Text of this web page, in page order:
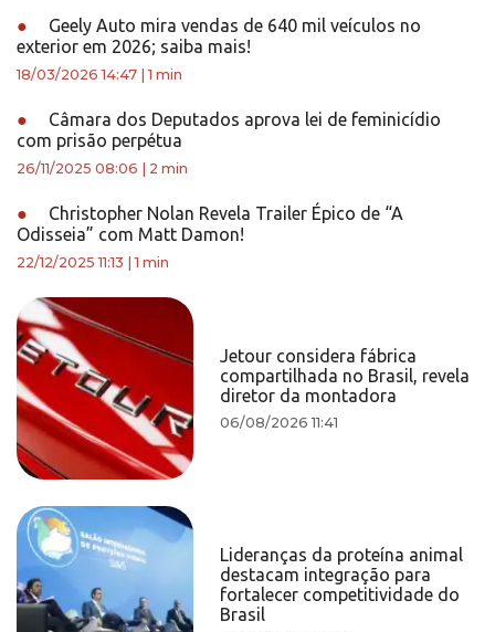
●
Geely Auto mira vendas de 640 mil veículos no
exterior em 2026; saiba mais!
18/03/2026 14:47 |1 min
●
Câmara dos Deputados aprova lei de feminicídio
com prisão perpétua
26/11/2025 08:06 2 min
●
Christopher Nolan Revela Trailer Épico de “A
Odisseia” com Matt Damon!
22/12/2025 11:13 |1 min
Jetour considera fábrica
compartilhada no Brasil, revela
diretor da montadora
06/08/2026 11:41
Lideranças da proteína animal
destacam integração para
fortalecer competitividade do
Brasil